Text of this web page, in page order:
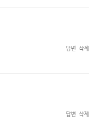
답변 삭제
답변 삭제